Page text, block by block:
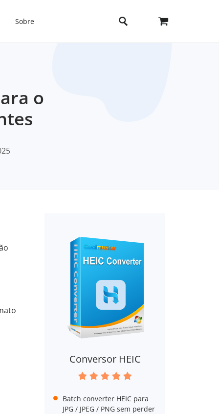
Sobre
o
Conversor HEIC
Batch converter HEIC para
JPG / JPEG / PNG sem perder